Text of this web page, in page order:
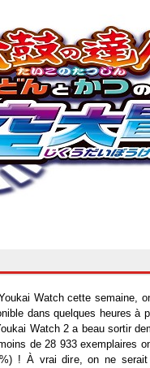
Watch cette semaine,
dans quelques heures à
Watch 2 a beau sortir
de 28 933 exemplaires
! À vrai dire, on ne